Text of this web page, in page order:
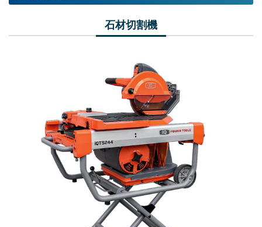
金屬切割機
石材切割機